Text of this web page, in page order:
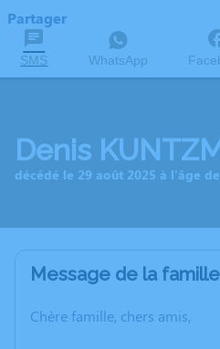
Partager
SMS WhatsApp
Denis
décédé le 29 août 2025 à l'âge
Message de la famille
Chère famille, chers amis,